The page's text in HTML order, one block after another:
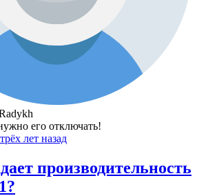
его отключать!
лет назад
производительность